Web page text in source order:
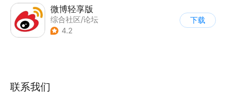
微博轻享版
综合社区/论坛
4.2
下载
联系我们